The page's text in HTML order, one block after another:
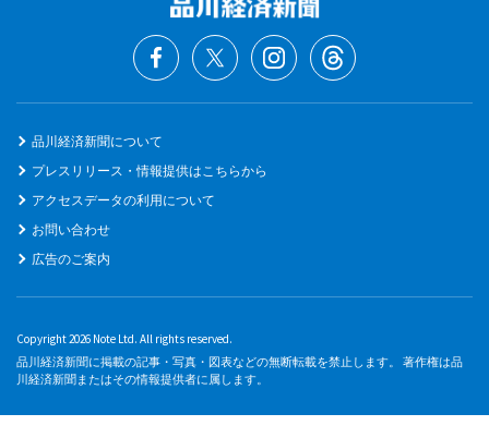
品川経済新聞について
プレスリリース・情報提供はこちらから
アクセスデータの利用について
お問い合わせ
広告のご案内
Copyright 2026 Note Ltd. All rights reserved.
品川経済新聞に掲載の記事・写真・図表などの無断転載を禁止します。 著作権は品
川経済新聞またはその情報提供者に属します。